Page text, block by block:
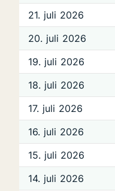
21. juli 2026
20. juli 2026
19. juli 2026
18. juli 2026
17. juli 2026
16. juli 2026
15. juli 2026
14. juli 2026